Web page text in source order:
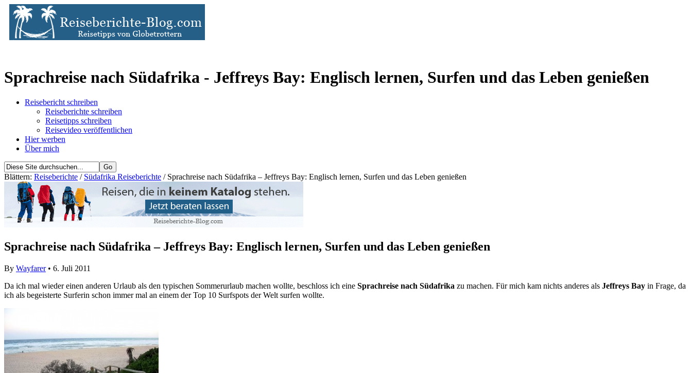
Sprachreise nach Südafrika - Jeffreys Bay: Englisch lernen, Surfen und das Leben genießen
Reisebericht schreiben
Reiseberichte schreiben
Reisetipps schreiben
Reisevideo veröffentlichen
Hier werben
Über mich
Blättern: Reiseberichte / Südafrika Reiseberichte / Sprachreise nach Südafrika – Jeffreys Bay: Englisch lernen, Surfen und das Leben genießen
Sprachreise nach Südafrika – Jeffreys Bay: Englisch lernen, Surfen und das Leben genießen
By Wayfarer• 6. Juli 2011
Da ich mal wieder einen anderen Urlaub als den typischen Sommerurlaub machen wollte, beschloss ich eine Sprachreise nach Südafrika zu machen. Für mich kam nichts anderes als Jeffreys Bay in Frage, da
ich als begeisterte Surferin schon immer mal an einem der Top 10 Surfspots der Welt surfen wollte.